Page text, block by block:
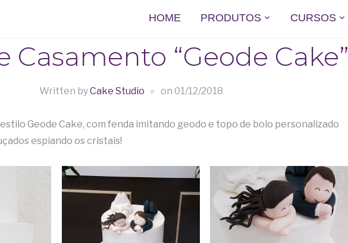
HOME PRODUTOS CURSOS
Casamento “Geode Cake”
Written byCake Studio on 01/12/2018
estilo Geode Cake, com fenda imitando geodo e topo de bolo personalizado
espiando os cristais!